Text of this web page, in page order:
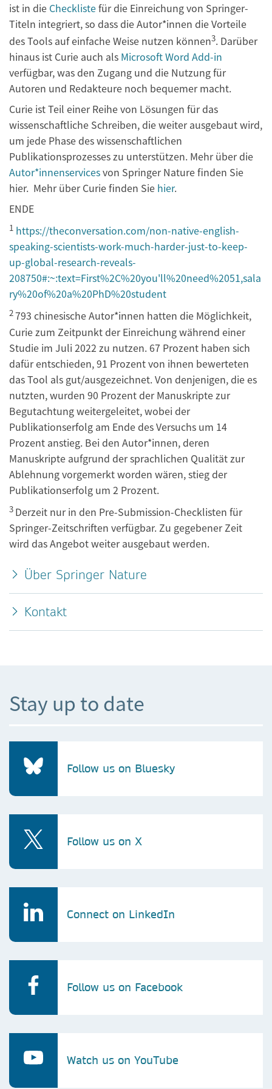
ist in die Checklistefür die Einreichung von Springer-
Titeln integriert, so dass die Autor*innen die Vorteile
des Tools auf einfache Weise nutzen können3. Darüber
hinaus ist Curie auch als Microsoft Word Add-in
verfügbar, was den Zugang und die Nutzung für
Autoren und Redakteure noch bequemer macht.
Curie ist Teil einer Reihe von Lösungen für das
wissenschaftliche Schreiben, die weiter ausgebaut wird,
um jede Phase des wissenschaftlichen
Publikationsprozesses zu unterstützen. Mehr über die
Autor*innenservicesvon Springer Nature finden Sie
hier. Mehr über Curie finden Sie hier.
ENDE
1 https://theconversation.com/non-native-english-
speaking-scientists-work-much-harder-just-to-keep-
up-global-research-reveals-
208750#:~:text=First%2C%20you'll%20need%2051,sala
ry%20of%20a%20PhD%20student
2793 chinesische Autor*innen hatten die Möglichkeit,
Curie zum Zeitpunkt der Einreichung während einer
Studie im Juli 2022 zu nutzen. 67 Prozent haben sich
dafür entschieden, 91 Prozent von ihnen bewerteten
das Tool als gut/ausgezeichnet. Von denjenigen, die es
nutzten, wurden 90 Prozent der Manuskripte zur
Begutachtung weitergeleitet, wobei der
Publikationserfolg am Ende des Versuchs um 14
Prozent anstieg. Bei den Autor*innen, deren
Manuskripte aufgrund der sprachlichen Qualität zur
Ablehnung vorgemerkt worden wären, stieg der
Publikationserfolg um 2 Prozent.
3 Derzeit nur in den Pre-Submission-Checklisten für
Springer-Zeitschriften verfügbar. Zu gegebener Zeit
wird das Angebot weiter ausgebaut werden.
Über Springer Nature
Kontakt
Stay up to date
Follow us on Bluesky
Follow us on X
Connect on LinkedIn
Follow us on Facebook
Watch us on YouTube